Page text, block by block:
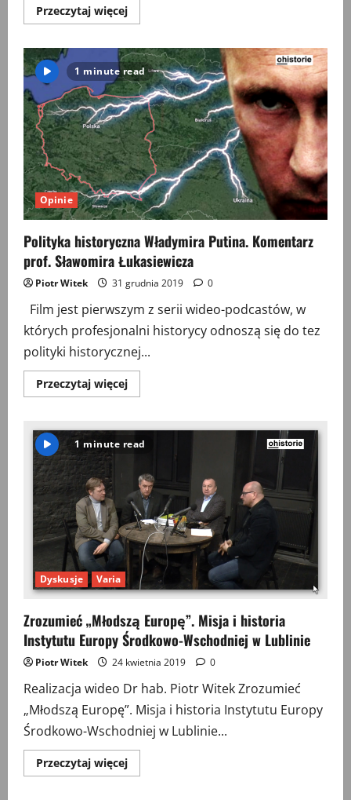
Przeczytaj więcejPrzeczytaj
więcej
Giedroycia
przygody
z
historią
i
historykami
1 minute read
Opinie
Polityka historyczna Władymira Putina. Komentarz
prof. Sławomira Łukasiewicza
Piotr Witek 31 grudnia 2019 0
Film jest pierwszym z serii wideo-podcastów, w
których profesjonalni historycy odnoszą się do tez
polityki historycznej...
Przeczytaj więcejPrzeczytaj
więcej
historyczna
Władymira
Putina.
Komentarz
prof.
Sławomira
Łukasiewicza
1 minute read
Dyskusje Varia
Zrozumieć „Młodszą Europę”. Misja i historia
Instytutu Europy Środkowo-Wschodniej w Lublinie
Piotr Witek 24 kwietnia 2019 0
Realizacja wideo Dr hab. Piotr Witek Zrozumieć
„Młodszą Europę”. Misja i historia Instytutu Europy
Środkowo-Wschodniej w Lublinie...
Przeczytaj więcejPrzeczytaj
więcej